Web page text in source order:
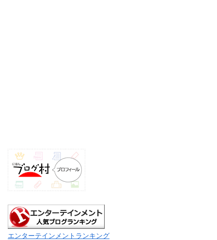
エンターテインメントランキング